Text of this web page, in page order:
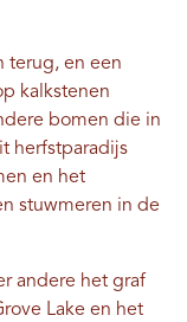
terug, en een
kalkstenen
bomen die in
herfstparadijs
en het
stuwmeren in de
andere het graf
Lake en het